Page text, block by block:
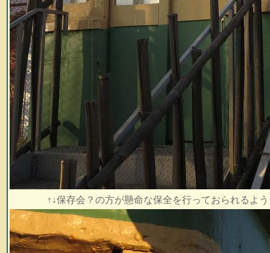
↑↓保存会？の方が懸命な保全を行っておられるよ